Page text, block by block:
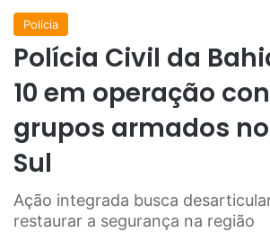
Polícia
Polícia Civil da
10 em operação
grupos armados
Sul
Ação integrada busca
restaurar a segurança na região